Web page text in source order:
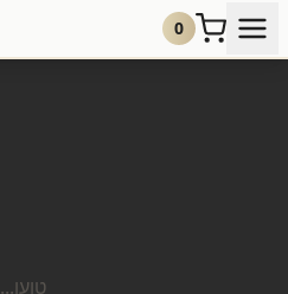
0
טוען...